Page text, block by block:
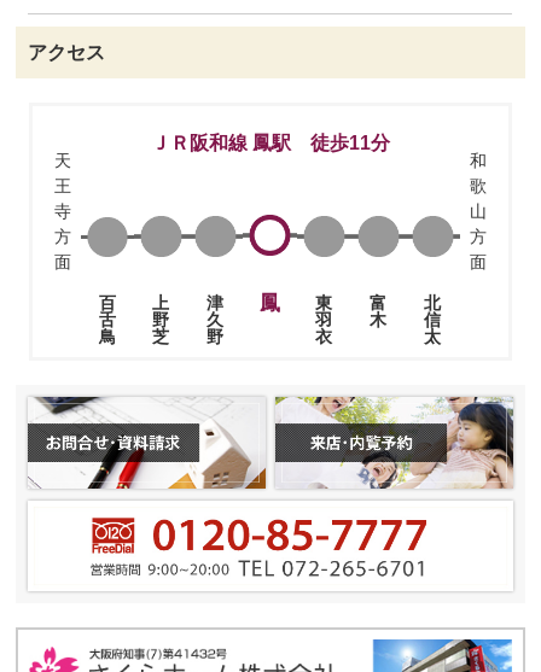
アクセス
ＪＲ阪和線 鳳駅 徒歩11分
天
王
寺
方
面
百
舌
鳥
上
野
芝
津
久
野
鳳
東
羽
衣
富
木
北
信
太
和
歌
山
方
面